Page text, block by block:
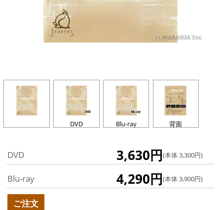
DVD Blu-ray 背面
DVD 3,630円(本体 3,300円)
Blu-ray 4,290円(本体 3,900円)
ご注文